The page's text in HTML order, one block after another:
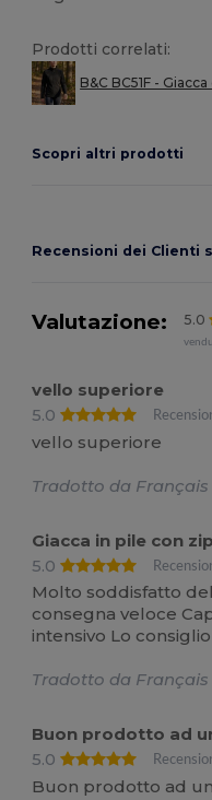
Prodotti correlati:
B&C BC51F -
Scopri altri prodotti
Recensioni dei Clienti
Valutazione: 5.0
vello superiore
5.0
vello superiore
Tradotto da Français
Giacca in pile con zip
5.0
Molto soddisfatto
consegna veloce
intensivo Lo
Tradotto da Français
Buon prodotto ad
5.0
Buon prodotto ad